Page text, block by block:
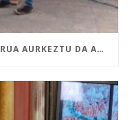
“AMAIUR! LIBERA STATE” LIBURUA AURKEZTU DA AMAIURREN